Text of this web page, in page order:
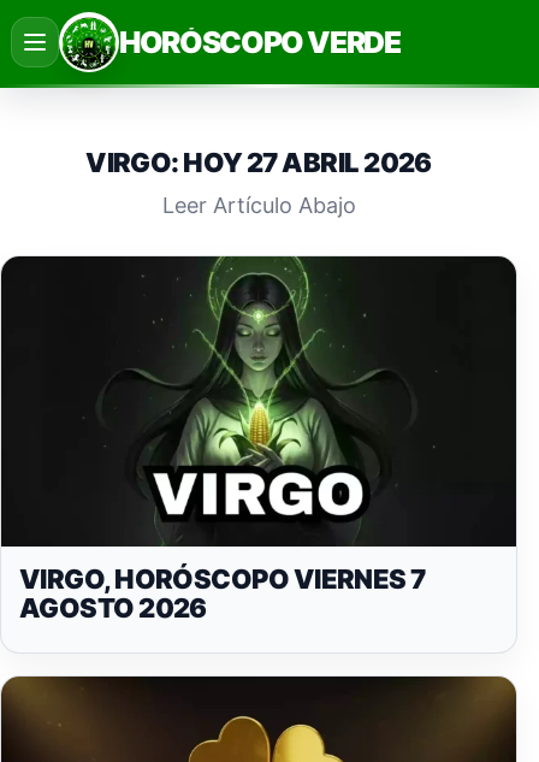
Saltar
al
contenido
HORÓSCOPO VERDE
VIRGO: HOY 27 ABRIL 2026
Leer Artículo Abajo
VIRGO, HORÓSCOPO VIERNES 7
AGOSTO 2026